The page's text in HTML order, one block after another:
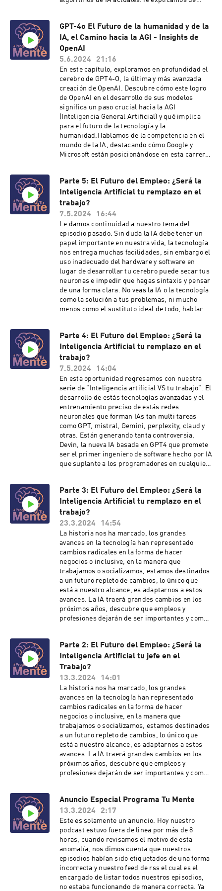
sus procesos y capacidades. Además, te
ofrecemos una serie de episodios repletos de
conocimiento y datos interesantes que rara vez
se abordan sobre la inteligencia artificial,
presentados desde perspectivas
novedosas.Únete a nosotros para descubrir
cómo la historia del lenguaje ha dado forma a
las tecnologías más avanzadas de nuestro
tiempo y cómo estas, a su vez, están
transformando nuestra manera de comunicar y
entender el mundo. Hosted on Acast. See
acast.com/privacy for more information.
GPT-4o El Futuro de la humanidad y de la
IA, el Camino hacia la AGI - Insights de
OpenAI
5.6.2024
21:16
En este capítulo, exploramos en profundidad el
cerebro de GPT4-O, la última y más avanzada
creación de OpenAI. Descubre cómo este logro
de OpenAI en el desarrollo de sus modelos
significa un paso crucial hacia la AGI
(Inteligencia General Artificial) y qué implica
para el futuro de la tecnología y la
humanidad.Hablamos de la competencia en el
mundo de la IA, destacando cómo Google y
Microsoft están posicionándose en esta carrera.
revolucionando la computación personal con su
asistente virtual multimodal, Copilot. Este
asistente, basado en GPT, planea integrarse en
todos los productos de Microsoft, prometiendo
una interacción más fluida y contextual gracias
a su capacidad de recordar todo lo que haces.Te
explico cómo GPT4-O, siendo multimodal,
procesa entradas de texto, imágenes y audio
simultáneamente, sin necesidad de otras IA
externas, (por eso es tan rápido). Esta
capacidad le permite a GPT4-O tener un
contexto más amplio y tomar decisiones más
acertadas. También te damos un vistazo al
futuro con el concepto de "Ovnimodal", una
más, anticipando la llegada de GPT-5. Hosted on
Acast. See acast.com/privacy for more
information.
Parte 5: El Futuro del Empleo: ¿Será la
Inteligencia Artificial tu remplazo en el
trabajo?
7.5.2024
16:44
Le damos continuidad a nuestro tema del
episodio pasado. Sin duda la IA debe tener un
papel importante en nuestra vida, la tecnología
nos entrega muchas facilidades, sin embargo el
uso inadecuado del hardware y software en
lugar de desarrollar tu cerebro puede secar tus
neuronas e impedir que hagas sintaxis y pensar
de una forma clara. No veas la IA o la tecnología
como la solución a tus problemas, ni mucho
menos como el sustituto ideal de todo, hablar
riesgos relacionados con el impacto tecnológico
en la sociedad en areas como la psicológica,
comportamiento humano o desarrollo del
coeficiente intelectual general de forma
adecuada. Desarrollar IAs avanzadas y
exponerlas al publico tan rápidamente puede
ser contra producente para la humanidad y
podría significar nuestra auto destrucción, o la
extinción de principios y valores fundamentales
que le puedan quitar el color a nuestra
vida.Dentro de los próximos episodios vamos a
seguir hablando de esto, generando conciencia,
y también enseñándote de tecnología
programando tu mente para este futuro
mundo.#ProgramaTuMente para este futuro
tecnológico que nos espera. Hosted on Acast.
See acast.com/privacy for more information.
Parte 4: El Futuro del Empleo: ¿Será la
Inteligencia Artificial tu remplazo en el
trabajo?
7.5.2024
14:04
En esta oportunidad regresamos con nuestra
serie de "Inteligencia artificial VS tu trabajo". El
desarrollo de estás tecnologías avanzadas y el
entrenamiento preciso de estás redes
neuronales que forman IAs tan multi tareas
como GPT, mistral, Gemini, perplexity, claud y
otras. Están generando tanta controversia,
Devin, la nueva IA basada en GPT4 que promete
ser el primer ingeniero de software hecho por IA
que suplante a los programadores en cualquier
no están muy relacionados con el ecosistema
tecnológico, IA y del software. Claramente la IA
está lejos de superarnos a los humanos como
especie, sin embargo si puede ser el sustituto
ideal para muchas tareas de nuestro día a día.
Claramente una futura IA general podrá ser
mejor que cualquier ser humano realizando
tareas precisas, repetitivas y coordinadas. No
obstante, los cambios que supone integrar la IA
en los modelos de negocio de las empresas
actuales, enfrenta grandes retos, pero no
imposibles de resolver en el corto plazo. El uso
de la IA y el entrenamiento personalizado de
agentes IA especializados en áreas concretas,
casos.Sin duda nunca habíamos experimentado
novedades tan alucinantes en tan poco tiempo,
ya OpenIA ha lanzado diferentes releases a su
version de GPT4 incluyendo la memoria. Está
lucha tecnológica me recuerda un poco la lucha
entre el 1939 y el 1946 por el descubrimiento de
la bomba atómica, ¿será que el primero en
desarrollar una IA general, será la nueva
superpotencia dominante del mundo?, no lo sé,
pero de lo que si estoy seguro, es que aportara
uno de los avances más importantes a la
humanidad, pero también uno de los avances
más peligrosos que atentan directamente
contra nuestra existencia y dominancia en el
mundo.Esperemos que estás tecnologías no
importantes precursores de estás tecnologías
son los inversionistas que aportan con sus
recursos para que estos modelos se sigan
desarrollando, sin crear medidas de seguridad
estrictas en cuanto a la seguridad mundial y
protección de datos.No quisiera decirlo, pero es
la realidad, hay trabajos que sin duda, dejarán
de existir y las empresas se proyectan a ser
altamente lucrativas sin invertir tanto en
personal humano, solamente invirtiendo en
Parte 3: El Futuro del Empleo: ¿Será la
Inteligencia Artificial tu remplazo en el
trabajo?
23.3.2024
14:54
La historia nos ha marcado, los grandes
avances en la tecnología han representado
cambios radicales en la forma de hacer
negocios o inclusive, en la manera que
trabajamos o socializamos, estamos destinados
a un futuro repleto de cambios, lo único que
está a nuestro alcance, es adaptarnos a estos
avances. La IA traerá grandes cambios en los
próximos años, descubre que empleos y
profesiones dejarán de ser importantes y como
acast.com/privacy for more information.
Parte 2: El Futuro del Empleo: ¿Será la
Inteligencia Artificial tu jefe en el
Trabajo?
13.3.2024
14:01
La historia nos ha marcado, los grandes
avances en la tecnología han representado
cambios radicales en la forma de hacer
negocios o inclusive, en la manera que
trabajamos o socializamos, estamos destinados
a un futuro repleto de cambios, lo único que
está a nuestro alcance, es adaptarnos a estos
avances. La IA traerá grandes cambios en los
próximos años, descubre que empleos y
profesiones dejarán de ser importantes y como
acast.com/privacy for more information.
Anuncio Especial Programa Tu Mente
13.3.2024
2:17
Este es solamente un anuncio. Hoy nuestro
podcast estuvo fuera de linea por más de 8
horas, cuando revisamos el motivo de esta
anomalía, nos dimos cuenta que nuestros
episodios habían sido etiquetados de una forma
incorrecta y nuestro feed de rss el cual es el
encargado de listar todos nuestros episodios,
no estaba funcionando de manera correcta. Ya